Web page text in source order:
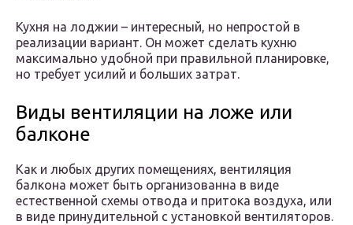
Кухня на лоджии – интересный, но непростой в
реализации вариант. Он может сделать кухню
максимально удобной при правильной планировке,
но требует усилий и больших затрат.
Виды вентиляции на ложе или
балконе
Как и любых других помещениях, вентиляция
балкона может быть организованна в виде
естественной схемы отвода и притока воздуха, или
в виде принудительной с установкой вентиляторов.